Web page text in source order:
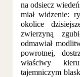
na odsiecz
miał widzenie:
okolice
zwierzyną
odmawiał
powrotnej,
właściwy
tajemniczym